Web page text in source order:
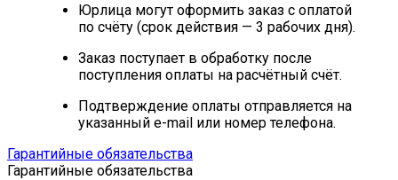
Юрлица могут оформить заказ с оплатой
по счёту (срок действия — 3 рабочих дня).
Заказ поступает в обработку после
поступления оплаты на расчётный счёт.
Подтверждение оплаты отправляется на
указанный e-mail или номер телефона.
Гарантийные обязательства
Гарантийные обязательства